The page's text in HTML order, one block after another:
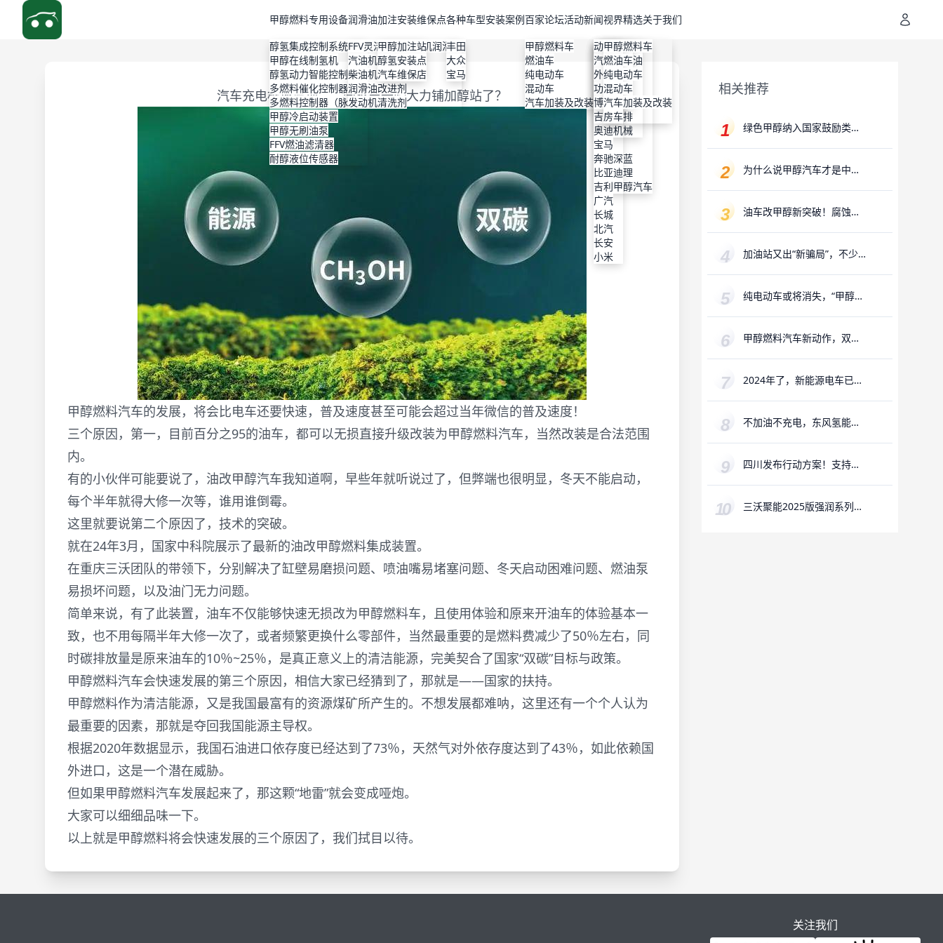
甲醇燃料专用设备
醇氢集成控制系统
甲醇在线制氢机
醇氢动力智能控制器
多燃料催化控制器
多燃料控制器（脉宽）
甲醇冷启动装置
甲醇无刷油泵
FFV燃油滤清器
耐醇液位传感器
润滑油
FFV灵活燃料发动机润滑油
汽油机油
柴油机油
润滑油改进剂
发动机清洗剂
加注安装维保点
甲醇加注站
醇氢安装点
汽车维保店
各种车型安装案例
丰田
大众
宝马
百家论坛
甲醇燃料车
丰田
上汽大通
本田
宝马
现代
通用
福特
广汽
长安深蓝
技术原理
吉利甲醇汽车
燃油车
维保店地址
高性能机油
机油改进剂
使用说明
检验与专利
节能减排
保护机械
纯电动车
特斯拉
理想
小鹏
蔚来
智界
奇瑞
奥迪
宝马
奔驰
比亚迪
吉利
广汽
长城
北汽
长安
小米
混动车
比亚迪
本田
丰田
大众
宝马
吉利
汽车加装及改装
动力改装
汽车美容
外观改装
功能改装
博格华纳
活动新闻视界精选
甲醇燃料车
燃油车
纯电动车
混动车
汽车加装及改装
房车
关于我们
汽车充电桩还没铺完，国家要开始大力铺加醇站了？
甲醇燃料汽车的发展，将会比电车还要快速，普及速度甚至可能会超过当年微信的普及速度！
三个原因，第一，目前百分之95的油车，都可以无损直接升级改装为甲醇燃料汽车，当然改装是合法范围
内。
有的小伙伴可能要说了，油改甲醇汽车我知道啊，早些年就听说过了，但弊端也很明显，冬天不能启动，
每个半年就得大修一次等，谁用谁倒霉。
这里就要说第二个原因了，技术的突破。
就在24年3月，国家中科院展示了最新的油改甲醇燃料集成装置。
在重庆三沃团队的带领下，分别解决了缸壁易磨损问题、喷油嘴易堵塞问题、冬天启动困难问题、燃油泵
易损坏问题，以及油门无力问题。
简单来说，有了此装置，油车不仅能够快速无损改为甲醇燃料车，且使用体验和原来开油车的体验基本一
致，也不用每隔半年大修一次了，或者频繁更换什么零部件，当然最重要的是燃料费减少了50％左右，同
时碳排放量是原来油车的10％~25％，是真正意义上的清洁能源，完美契合了国家“双碳”目标与政策。
甲醇燃料汽车会快速发展的第三个原因，相信大家已经猜到了，那就是——国家的扶持。
甲醇燃料作为清洁能源，又是我国最富有的资源煤矿所产生的。不想发展都难呐，这里还有一个个人认为
最重要的因素，那就是夺回我国能源主导权。
根据2020年数据显示，我国石油进口依存度已经达到了73％，天然气对外依存度达到了43％，如此依赖国
外进口，这是一个潜在威胁。
但如果甲醇燃料汽车发展起来了，那这颗“地雷”就会变成哑炮。
大家可以细细品味一下。
以上就是甲醇燃料将会快速发展的三个原因了，我们拭目以待。
相关推荐
绿色甲醇纳入国家鼓励类产
为什么说甲醇汽车才是中国
油车改甲醇新突破！腐蚀、
加油站又出“新骗局”，不少
纯电动车或将消失，“甲醇汽
甲醇燃料汽车新动作，双油
2024年了，新能源电车已经
不加油不充电，东风氢能源
四川发布行动方案！支持氢
三沃聚能2025版强润系列润
关注我们